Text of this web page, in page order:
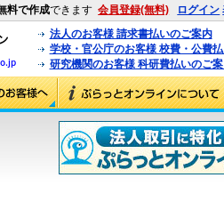
料で作成できます 会員登録(無料) ログイン
法人のお客様 請求書払いのご案内
学校・官公庁のお客様 校費・公費
研究機関のお客様 科研費払いのご